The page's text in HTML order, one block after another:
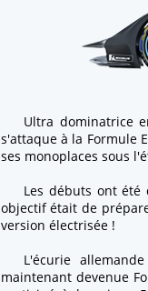
Ultra dominatrice
s'attaque à la Formule
ses monoplaces sous
Les débuts ont
objectif était de
version électrisée !
L'écurie
maintenant devenue